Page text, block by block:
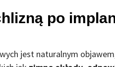
po
jest naturalnym